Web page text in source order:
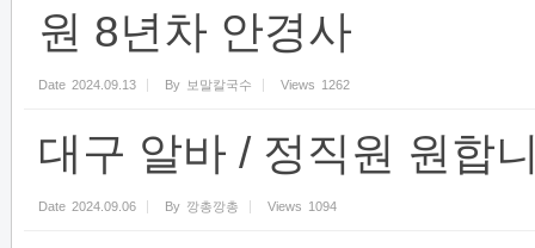
원 8년차 안경사
Date 2024.09.13 By 보말칼국수 Views 1262
대구 알바 / 정직원 원합
Date 2024.09.06 By 깡총깡총 Views 1094